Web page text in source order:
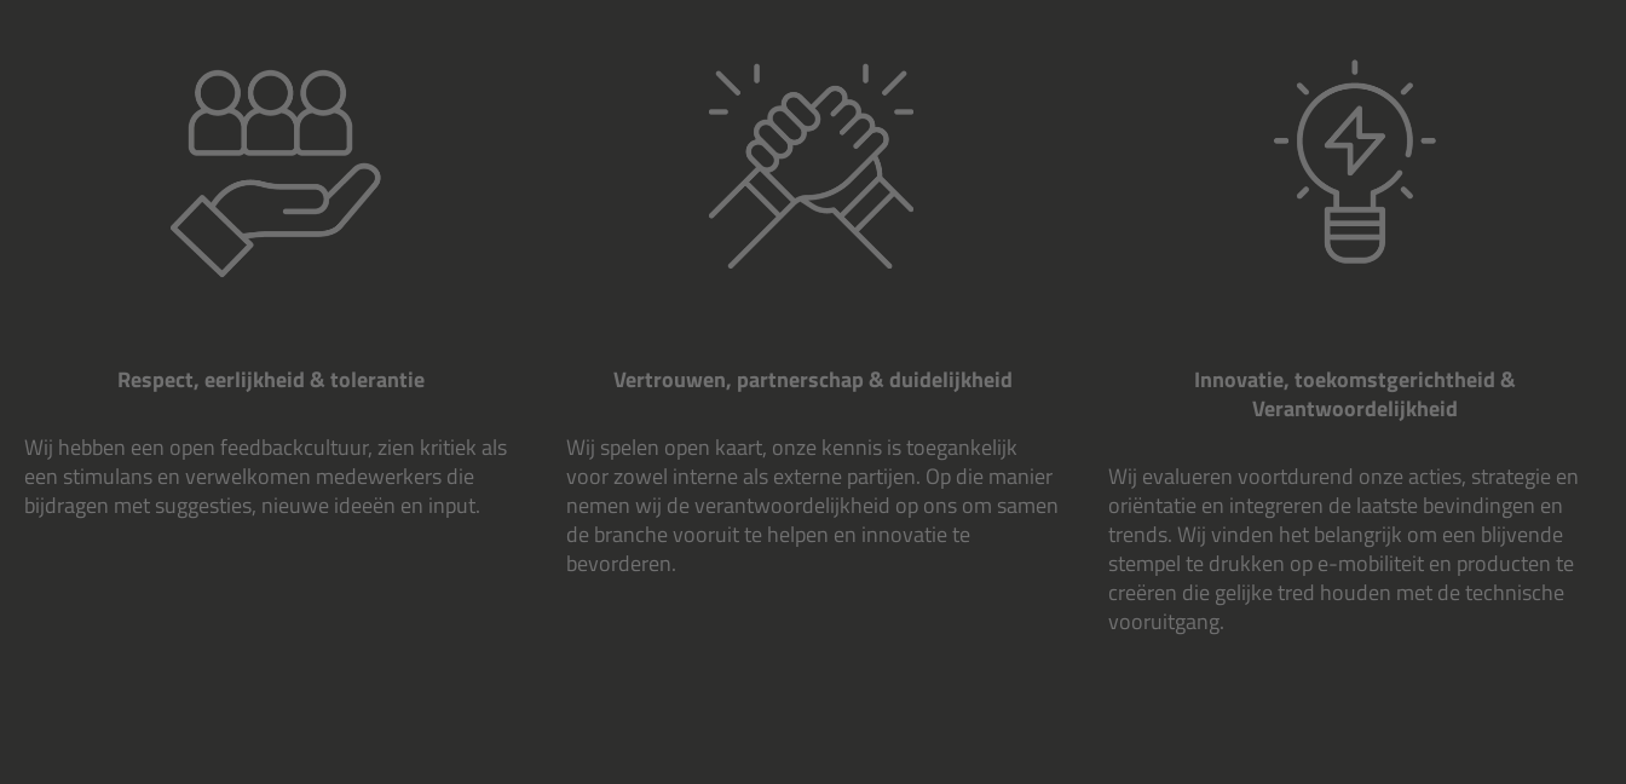
Respect, eerlijkheid & tolerantie
Wij hebben een open feedbackcultuur, zien kritiek als
een stimulans en verwelkomen medewerkers die
bijdragen met suggesties, nieuwe ideeën en input.
Vertrouwen, partnerschap & duidelijkheid
Wij spelen open kaart, onze kennis is toegankelijk
voor zowel interne als externe partijen. Op die manier
nemen wij de verantwoordelijkheid op ons om samen
de branche vooruit te helpen en innovatie te
bevorderen.
Innovatie, toekomstgerichtheid &
Verantwoordelijkheid
Wij evalueren voortdurend onze acties, strategie en
oriëntatie en integreren de laatste bevindingen en
trends. Wij vinden het belangrijk om een blijvende
stempel te drukken op e-mobiliteit en producten te
creëren die gelijke tred houden met de technische
vooruitgang.